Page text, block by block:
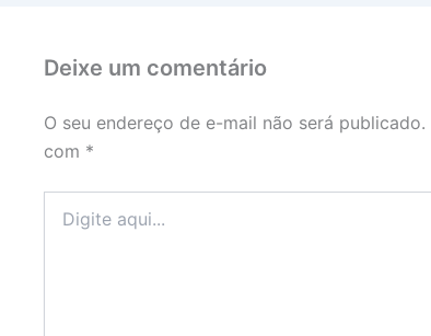
Deixe um comentário
O seu endereço de e-mail não será publicado.
com *
aqui...